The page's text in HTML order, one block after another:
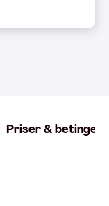
Priser &